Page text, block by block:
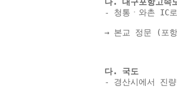
- 청통ㆍ와촌 IC
→ 본교 정문 (포
다. 국도
- 경산시에서 진